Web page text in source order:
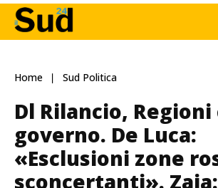
Home Sud Politica
Dl Rilancio,
governo. De Luca:
«Esclusioni zone
sconcertanti». Zaia: